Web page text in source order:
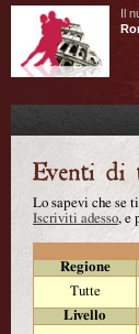
Il
Lo sapevi che se
Iscriviti adesso, e
Regione
Tutte
Livello